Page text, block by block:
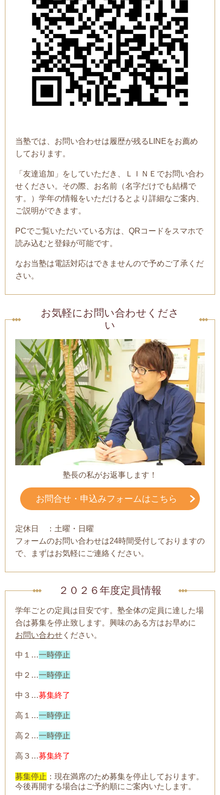
当塾では、お問い合わせは履歴が残るLINEをお薦め
しております。
「友達追加」をしていただき、ＬＩＮＥでお問い合わ
せください。その際、お名前（名字だけでも結構で
す。）学年の情報をいただけるとより詳細なご案内、
ご説明ができます。
PCでご覧いただいている方は、QRコードをスマホで
読み込むと登録が可能です。
なお当塾は電話対応はできませんので予めご了承くだ
さい。
お気軽にお問い合わせくださ
い
塾長の私がお返事します！
お問合せ・申込みフォームはこちら
定休日 ：土曜・日曜
フォームのお問い合わせは24時間受付しておりますの
で、まずはお気軽にご連絡ください。
２０２６年度定員情報
学年ごとの定員は目安です。塾全体の定員に達した場
合は募集を停止致します。興味のある方はお早めに
お問い合わせ ください。
中１…一時停止
中２…一時停止
中３…募集終了
高１…一時停止
高２…一時停止
高３…募集終了
募集停止 ：現在満席のため募集を停止しております。
今後再開する場合はご予約順にご案内いたします。